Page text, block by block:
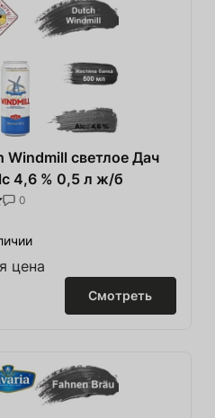
Windmill светлое Дач
4,6 % 0,5 л ж/б
0
цена
Смотреть